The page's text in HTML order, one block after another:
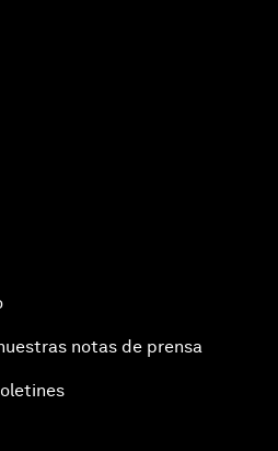
notas de prensa